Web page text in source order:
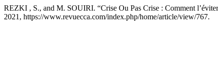
REZKI , S., and M. SOUIRI. “Crise Ou Pas Crise : Comment
2021, https://www.revuecca.com/index.php/home/article/view/767.